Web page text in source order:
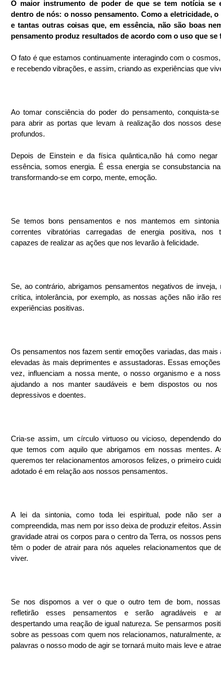
O maior instrumento de poder de que se tem notícia se
dentro de nós: o nosso pensamento. Como a eletricidade,
e tantas outras coisas que, em essência, não são boas
O fato é que estamos continuamente interagindo com o
e recebendo vibrações, e assim, criando as experiências que
Ao tomar consciência do poder do pensamento, conquista-
para abrir as portas que levam à realização dos nossos
profundos.
Depois de Einstein e da física quântica,não há como negar
essência, somos energia. É essa energia se consubstancia
transformando-se em corpo, mente, emoção.
Se temos bons pensamentos e nos mantemos em
correntes vibratórias carregadas de energia positiva, nos
capazes de realizar as ações que nos levarão à felicidade.
Se, ao contrário, abrigamos pensamentos negativos de inveja,
crítica, intolerância, por exemplo, as nossas ações não irão
experiências positivas.
Os pensamentos nos fazem sentir emoções variadas, das mais
elevadas às mais deprimentes e assustadoras. Essas
vez, influenciam a nossa mente, o nosso organismo e a
ajudando a nos manter saudáveis e bem dispostos ou nos
depressivos e doentes.
Cria-se assim, um círculo virtuoso ou vicioso, dependendo
que temos com aquilo que abrigamos em nossas mentes.
queremos ter relacionamentos amorosos felizes, o primeiro
adotado é em relação aos nossos pensamentos.
A lei da sintonia, como toda lei espiritual, pode não ser
compreendida, mas nem por isso deixa de produzir efeitos.
gravidade atrai os corpos para o centro da Terra, os nossos
têm o poder de atrair para nós aqueles relacionamentos que
viver.
Se nos dispomos a ver o que o outro tem de bom, nossas
refletirão esses pensamentos e serão agradáveis e
despertando uma reação de igual natureza. Se pensarmos
sobre as pessoas com quem nos relacionamos, naturalmente,
palavras o nosso modo de agir se tornará muito mais leve e